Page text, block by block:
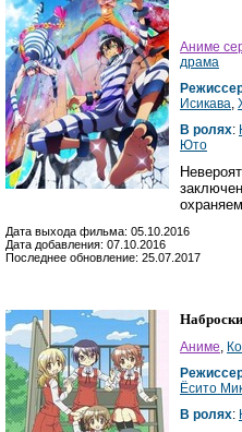
Аниме
драма
Исикава,
В ролях:
Юто
Дата выхода фильма: 05.10.2016
Дата добавления: 07.10.2016
Последнее обновление: 25.07.2017
Аниме,
Ёсито
В ролях: